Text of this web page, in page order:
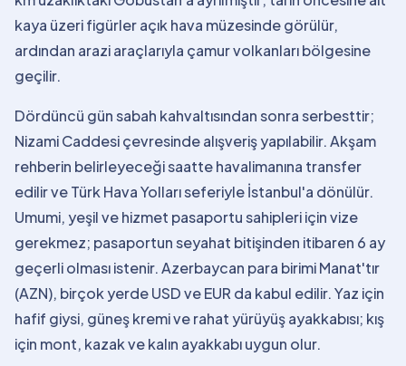
kaya üzeri figürler açık hava müzesinde görülür,
ardından arazi araçlarıyla çamur volkanları bölgesine
geçilir.
Dördüncü gün sabah kahvaltısından sonra serbesttir;
Nizami Caddesi çevresinde alışveriş yapılabilir. Akşam
rehberin belirleyeceği saatte havalimanına transfer
edilir ve Türk Hava Yolları seferiyle İstanbul'a dönülür.
Umumi, yeşil ve hizmet pasaportu sahipleri için vize
gerekmez; pasaportun seyahat bitişinden itibaren 6 ay
geçerli olması istenir. Azerbaycan para birimi Manat'tır
(AZN), birçok yerde USD ve EUR da kabul edilir. Yaz için
hafif giysi, güneş kremi ve rahat yürüyüş ayakkabısı; kış
için mont, kazak ve kalın ayakkabı uygun olur.